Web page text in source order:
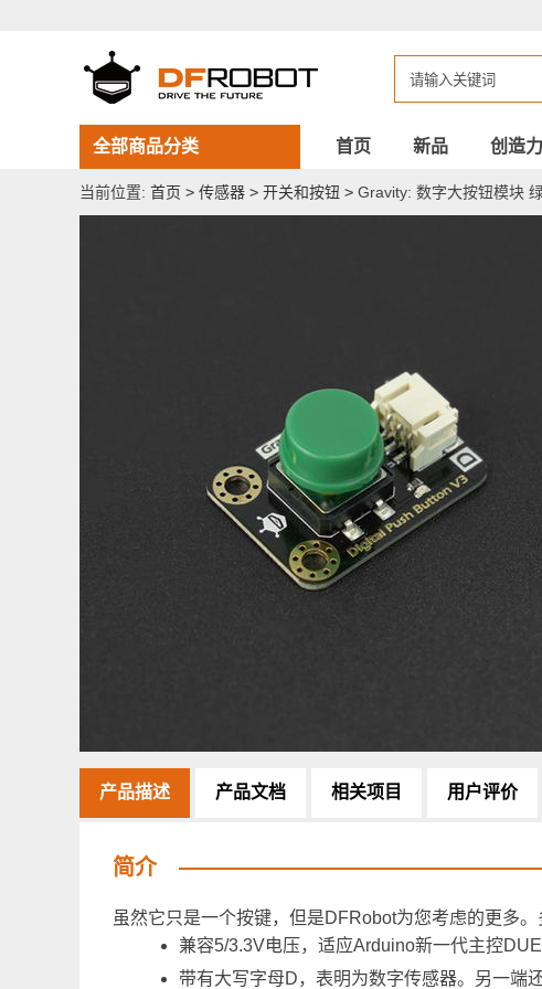
全部商品分类 首页 新品 创造
当前位置: 首页 > 传感器 > 开关和按钮 > Gravity: 数字大按钮模块
产品描述 产品文档 相关项目 用户评价
简介
虽然它只是一个按键，但是DFRobot为您考虑的更多。
兼容5/3.3V电压，适应Arduino新一代主控DUE
带有大写字母D，表明为数字传感器。另一端